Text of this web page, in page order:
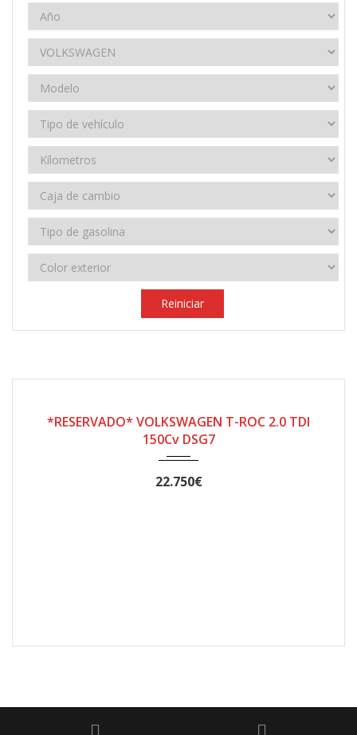
Reiniciar
*RESERVADO* VOLKSWAGEN T-ROC 2.0 TDI
150Cv DSG7
22.750€